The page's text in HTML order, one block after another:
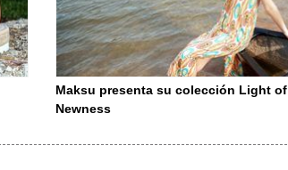
Maksu presenta su colección Light of
Newness